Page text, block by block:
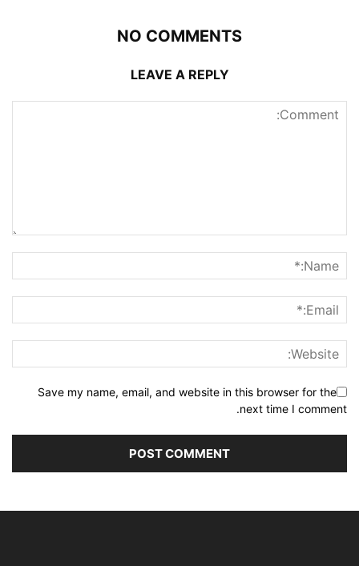
NO COMMENTS
LEAVE A REPLY
Save my name, email, and website in this browser for the
next time I comment.